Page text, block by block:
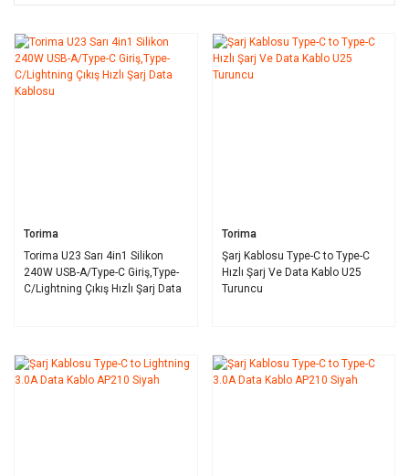
Torima
Torima U23 Sarı 4in1 Silikon
240W USB-A/Type-C Giriş,Type-
C/Lightning Çıkış Hızlı Şarj Data
Torima
Şarj Kablosu Type-C to Type-C
Hızlı Şarj Ve Data Kablo U25
Turuncu